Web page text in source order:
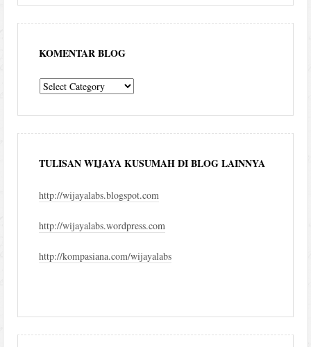
KOMENTAR BLOG
komentar
TULISAN WIJAYA KUSUMAH DI BLOG LAINNYA
http://wijayalabs.blogspot.com
http://wijayalabs.wordpress.com
http://kompasiana.com/wijayalabs